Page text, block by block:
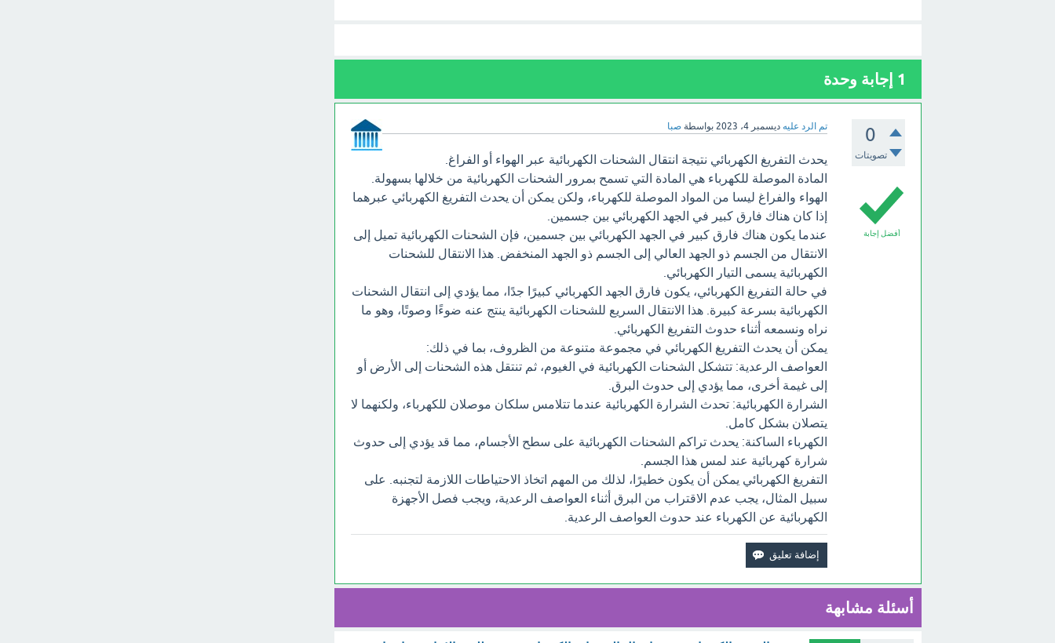
1 إجابة وحدة
0
تصويتات
تم الرد عليه ديسمبر 4، 2023 بواسطة صبا
أفضل إجابة
يحدث التفريغ الكهربائي نتيجة انتقال الشحنات الكهربائية عبر الهواء أو الفراغ.
المادة الموصلة للكهرباء هي المادة التي تسمح بمرور الشحنات الكهربائية من خلالها بسهولة.
الهواء والفراغ ليسا من المواد الموصلة للكهرباء، ولكن يمكن أن يحدث التفريغ الكهربائي عبرهما
إذا كان هناك فارق كبير في الجهد الكهربائي بين جسمين.
عندما يكون هناك فارق كبير في الجهد الكهربائي بين جسمين، فإن الشحنات الكهربائية تميل إلى
الانتقال من الجسم ذو الجهد العالي إلى الجسم ذو الجهد المنخفض. هذا الانتقال للشحنات
الكهربائية يسمى التيار الكهربائي.
في حالة التفريغ الكهربائي، يكون فارق الجهد الكهربائي كبيرًا جدًا، مما يؤدي إلى انتقال الشحنات
الكهربائية بسرعة كبيرة. هذا الانتقال السريع للشحنات الكهربائية ينتج عنه ضوءًا وصوتًا، وهو ما
نراه ونسمعه أثناء حدوث التفريغ الكهربائي.
يمكن أن يحدث التفريغ الكهربائي في مجموعة متنوعة من الظروف، بما في ذلك:
العواصف الرعدية: تتشكل الشحنات الكهربائية في الغيوم، ثم تنتقل هذه الشحنات إلى الأرض أو
إلى غيمة أخرى، مما يؤدي إلى حدوث البرق.
الشرارة الكهربائية: تحدث الشرارة الكهربائية عندما تتلامس سلكان موصلان للكهرباء، ولكنهما لا
يتصلان بشكل كامل.
الكهرباء الساكنة: يحدث تراكم الشحنات الكهربائية على سطح الأجسام، مما قد يؤدي إلى حدوث
شرارة كهربائية عند لمس هذا الجسم.
التفريغ الكهربائي يمكن أن يكون خطيرًا، لذلك من المهم اتخاذ الاحتياطات اللازمة لتجنبه. على
سبيل المثال، يجب عدم الاقتراب من البرق أثناء العواصف الرعدية، ويجب فصل الأجهزة
الكهربائية عن الكهرباء عند حدوث العواصف الرعدية.
أسئلة مشابهة